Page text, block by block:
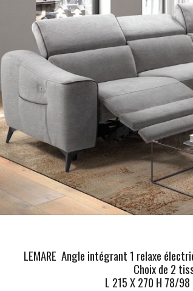
LEMARE Angle intégrant 1 relaxe
Choix de 2
L 215 X 270 H 78/